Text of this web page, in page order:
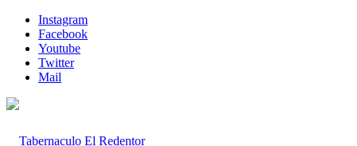
Instagram
Facebook
Youtube
Twitter
Mail